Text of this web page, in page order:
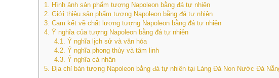
1.
Hình ảnh sản phẩm tượng Napoleon bằng đá tự nhiên
2. Giới thiệu sản phẩm tượng Napoleon bằng đá tự nhiên
3. Cam kết về chất lượng tượng Napoleon bằng đá tự nhiên
4. Ý nghĩa của tượng Napoleon bằng đá tự nhiên
4.1.
Ý nghĩa lịch sử và văn hóa
4.2. Ý nghĩa phong thủy và tâm linh
4.3. Ý nghĩa cá nhân
5. Địa chỉ bán tượng Napoleon bằng đá tự nhiên tại Làng Đá Non Nước Đà